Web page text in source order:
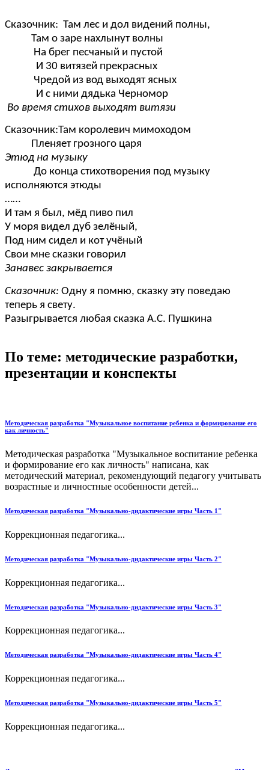
Сказочник: Там лес и дол видений полны,
Там о заре нахлынут волны
На брег песчаный и пустой
И 30 витязей прекрасных
Чредой из вод выходят ясных
И с ними дядька Черномор
Во время стихов выходят витязи
Сказочник:Там королевич мимоходом
Пленяет грозного царя
Этюд на музыку
До конца стихотворения под музыку
исполняются этюды
……
И там я был, мёд пиво пил
У моря видел дуб зелёный,
Под ним сидел и кот учёный
Свои мне сказки говорил
Занавес закрывается
Сказочник: Одну я помню, сказку эту поведаю
теперь я свету.
Разыгрывается любая сказка А.С. Пушкина
По теме: методические разработки,
презентации и конспекты
Методическая разработка "Музыкальное воспитание ребенка и формирование его
как личность"
Методическая разработка "Музыкальное воспитание ребенка
и формирование его как личность" написана, как
методический материал, рекомендующий педагогу учитывать
возрастные и личностные особенности детей...
Методическая разработка "Музыкально-дидактические игры Часть 1"
Коррекционная педагогика...
Методическая разработка "Музыкально-дидактические игры Часть 2"
Коррекционная педагогика...
Методическая разработка "Музыкально-дидактические игры Часть 3"
Коррекционная педагогика...
Методическая разработка "Музыкально-дидактические игры Часть 4"
Коррекционная педагогика...
Методическая разработка "Музыкально-дидактические игры Часть 5"
Коррекционная педагогика...